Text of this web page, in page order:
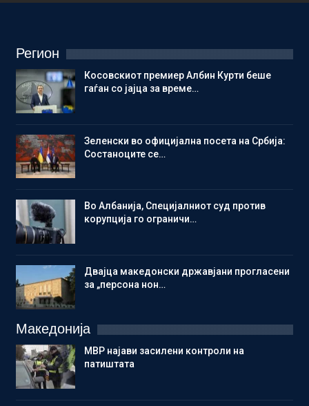
Регион
Косовскиот премиер Албин Курти беше
гаѓан со јајца за време…
Зеленски во официјална посета на Србија:
Состаноците се…
Во Албанија, Специјалниот суд против
корупција го ограничи…
Двајца македонски државјани прогласени
за „персона нон…
Македонија
МВР најави засилени контроли на
патиштата